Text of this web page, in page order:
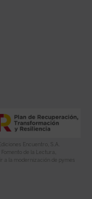
Encuentro, S.A.
de la Lectura,
a la modernización de pymes